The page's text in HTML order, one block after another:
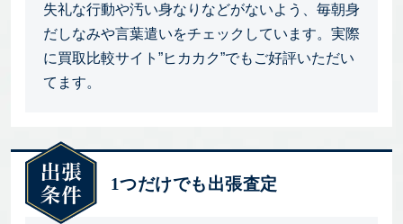
失礼な行動や汚い身なりなどがないよう、毎朝身
だしなみや言葉遣いをチェックしています。実際
に買取比較サイト”ヒカカク”でもご好評いただい
てます。
1つだけでも出張査定